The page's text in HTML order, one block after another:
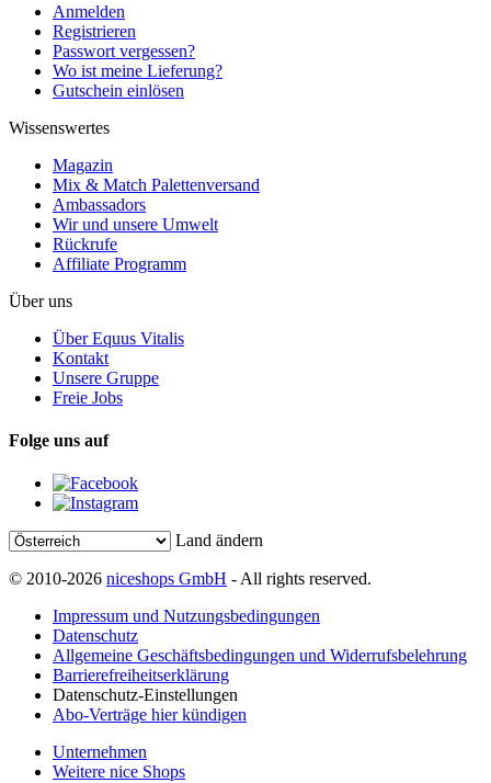
Anmelden
Registrieren
Passwort vergessen?
Wo ist meine Lieferung?
Gutschein einlösen
Wissenswertes
Magazin
Mix & Match Palettenversand
Ambassadors
Wir und unsere Umwelt
Rückrufe
Affiliate Programm
Über uns
Über Equus Vitalis
Kontakt
Unsere Gruppe
Freie Jobs
Folge uns auf
Land ändern
© 2010-2026 niceshops GmbH - All rights reserved.
Impressum und Nutzungsbedingungen
Datenschutz
Allgemeine Geschäftsbedingungen und Widerrufsbelehrung
Barrierefreiheitserklärung
Datenschutz-Einstellungen
Abo-Verträge hier kündigen
Unternehmen
Weitere nice Shops